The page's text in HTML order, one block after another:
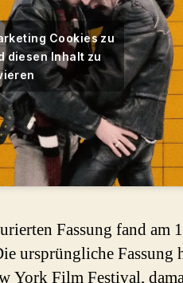
Cookies zu
diesen Inhalt zu
Fassung fand am
ursprüngliche Fassung
York Film Festival,